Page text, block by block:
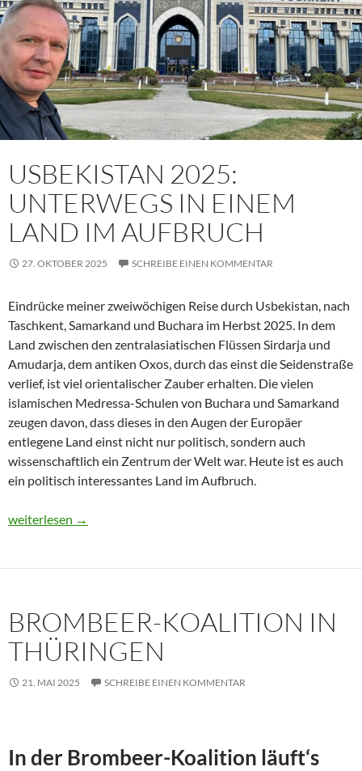
USBEKISTAN 2025:
UNTERWEGS IN EINEM
LAND IM AUFBRUCH
27. OKTOBER 2025 SCHREIBE EINEN KOMMENTAR
Eindrücke meiner zweiwöchigen Reise durch Usbekistan, nach
Taschkent, Samarkand und Buchara im Herbst 2025. In dem
Land zwischen den zentralasiatischen Flüssen Sirdarja und
Amudarja, dem antiken Oxos, durch das einst die Seidenstraße
verlief, ist viel orientalischer Zauber erhalten. Die vielen
islamischen Medressa-Schulen von Buchara und Samarkand
zeugen davon, dass dieses in den Augen der Europäer
entlegene Land einst nicht nur politisch, sondern auch
wissenschaftlich ein Zentrum der Welt war. Heute ist es auch
ein politisch interessantes Land im Aufbruch.
Usbekistan 2025: Unterwegs in einem Land im Aufbruch
weiterlesen →
BROMBEER-KOALITION IN
THÜRINGEN
21. MAI 2025 SCHREIBE EINEN KOMMENTAR
In der Brombeer-Koalition läuft‘s